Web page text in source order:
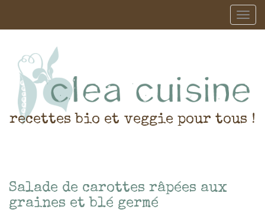
recettes bio et veggie pour tous !
Salade de carottes râpées aux
graines et blé germé